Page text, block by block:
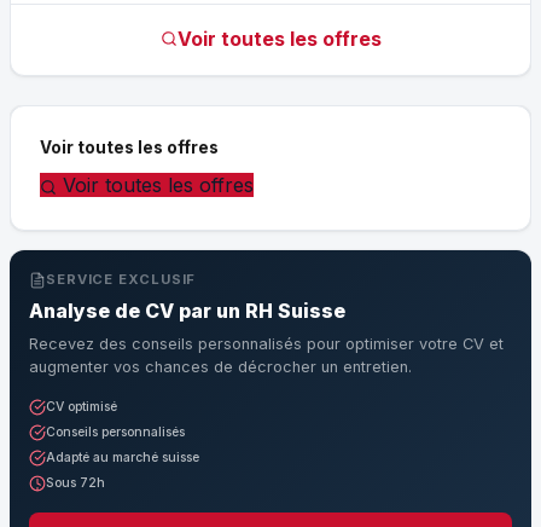
Voir toutes les offres
Voir toutes les offres
Voir toutes les offres
SERVICE EXCLUSIF
Analyse de CV par un RH Suisse
Recevez des conseils personnalisés pour optimiser votre CV et
augmenter vos chances de décrocher un entretien.
CV optimisé
Conseils personnalisés
Adapté au marché suisse
Sous 72h